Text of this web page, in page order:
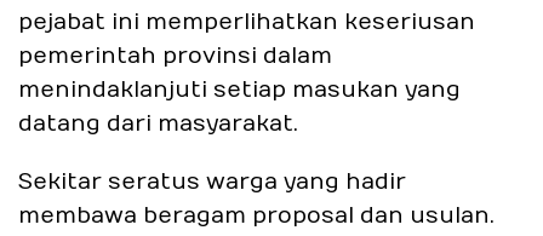
pejabat ini memperlihatkan keseriusan
pemerintah provinsi dalam
menindaklanjuti setiap masukan yang
datang dari masyarakat.
Sekitar seratus warga yang hadir
membawa beragam proposal dan usulan.